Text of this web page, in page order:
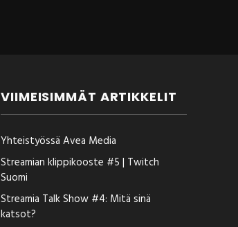
VIIMEISIMMÄT ARTIKKELIT
Yhteistyössä Avea Media
Streamian klippikooste #5 | Twitch
Suomi
Streamia Talk Show #4: Mitä sinä
katsot?